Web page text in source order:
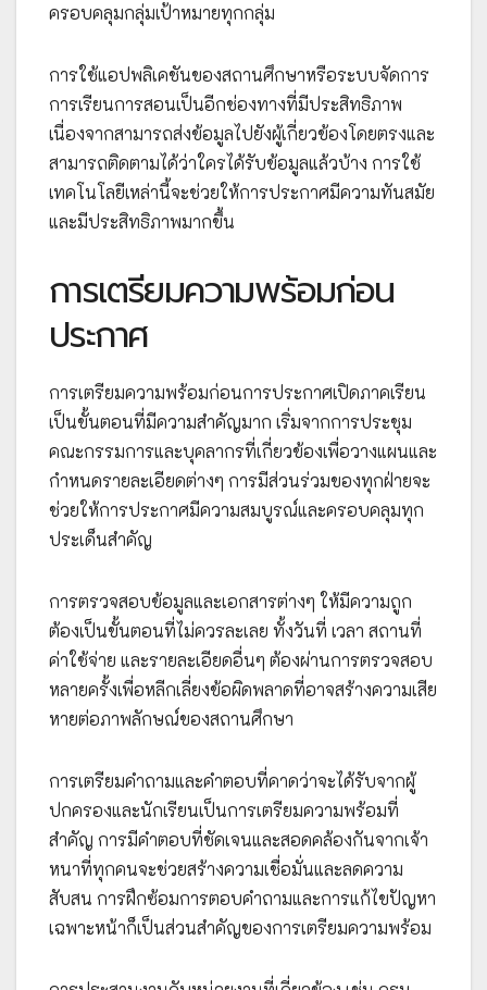
ครอบคลุมกลุ่มเป้าหมายทุกกลุ่ม
การใช้แอปพลิเคชันของสถานศึกษาหรือระบบจัดการ
การเรียนการสอนเป็นอีกช่องทางที่มีประสิทธิภาพ
เนื่องจากสามารถส่งข้อมูลไปยังผู้เกี่ยวข้องโดยตรงและ
สามารถติดตามได้ว่าใครได้รับข้อมูลแล้วบ้าง การใช้
เทคโนโลยีเหล่านี้จะช่วยให้การประกาศมีความทันสมัย
และมีประสิทธิภาพมากขึ้น
การเตรียมความพร้อมก่อน
ประกาศ
การเตรียมความพร้อมก่อนการประกาศเปิดภาคเรียน
เป็นขั้นตอนที่มีความสำคัญมาก เริ่มจากการประชุม
คณะกรรมการและบุคลากรที่เกี่ยวข้องเพื่อวางแผนและ
กำหนดรายละเอียดต่างๆ การมีส่วนร่วมของทุกฝ่ายจะ
ช่วยให้การประกาศมีความสมบูรณ์และครอบคลุมทุก
ประเด็นสำคัญ
การตรวจสอบข้อมูลและเอกสารต่างๆ ให้มีความถูก
ต้องเป็นขั้นตอนที่ไม่ควรละเลย ทั้งวันที่ เวลา สถานที่
ค่าใช้จ่าย และรายละเอียดอื่นๆ ต้องผ่านการตรวจสอบ
หลายครั้งเพื่อหลีกเลี่ยงข้อผิดพลาดที่อาจสร้างความเสีย
หายต่อภาพลักษณ์ของสถานศึกษา
การเตรียมคำถามและคำตอบที่คาดว่าจะได้รับจากผู้
ปกครองและนักเรียนเป็นการเตรียมความพร้อมที่
สำคัญ การมีคำตอบที่ชัดเจนและสอดคล้องกันจากเจ้า
หนาที่ทุกคนจะช่วยสร้างความเชื่อมั่นและลดความ
สับสน การฝึกซ้อมการตอบคำถามและการแก้ไขปัญหา
เฉพาะหน้าก็เป็นส่วนสำคัญของการเตรียมความพร้อม